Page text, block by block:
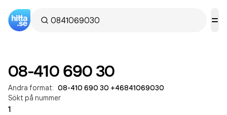
08-410 690 30
Andra format: 08-410 690 30 +46841069030
Sökt på nummer
1